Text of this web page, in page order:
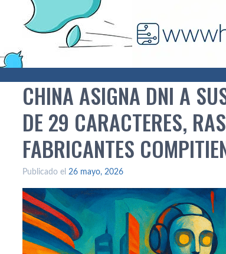
CHINA ASIGNA DNI A
DE 29 CARACTERES,
FABRICANTES
Publicado el 26 mayo, 2026